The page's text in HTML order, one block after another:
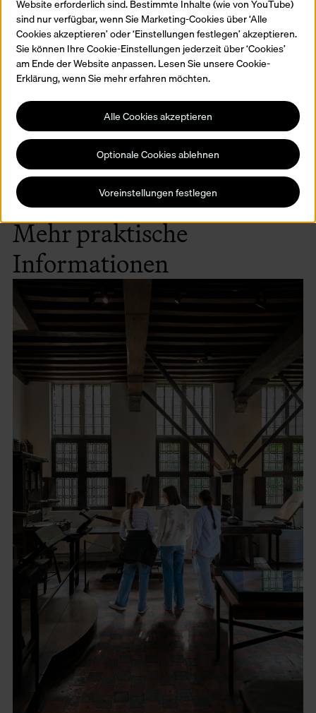
Beides ist erhältlich in Niederländisch, Englisch, Französisch,
Deutsch und Spanisch.
Sie sind kein Leser? Dann gibt es die Audioführung. Die bietet
eine Interpretation der Räume und Werke. Kostenlos an
unserer Rezeption erhältlich.
Entdecken Sie den Besucherführer
Mehr praktische
Informationen
Website erforderlich sind. Bestimmte Inhalte (wie von YouTube)
sind nur verfügbar, wenn Sie Marketing-Cookies über ‘Alle
Cookies akzeptieren’ oder ‘Einstellungen festlegen’ akzeptieren.
Sie können Ihre Cookie-Einstellungen jederzeit über ‘Cookies’
am Ende der Website anpassen. Lesen Sie unsere Cookie-
Erklärung, wenn Sie mehr erfahren möchten.
Alle Cookies akzeptieren
Optionale Cookies ablehnen
Voreinstellungen festlegen